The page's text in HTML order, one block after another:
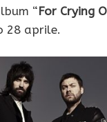
“For Crying
28 aprile.